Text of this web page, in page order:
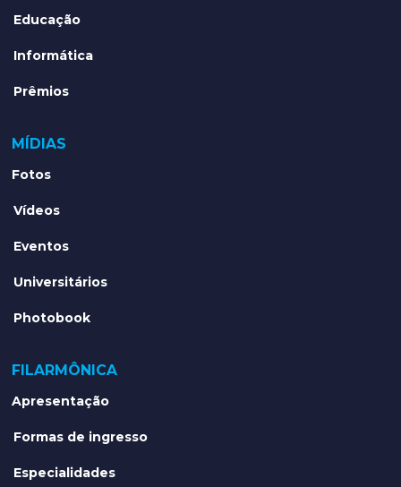
Educação
Informática
Prêmios
MÍDIAS
Fotos
Vídeos
Eventos
Universitários
Photobook
FILARMÔNICA
Apresentação
Formas de ingresso
Especialidades